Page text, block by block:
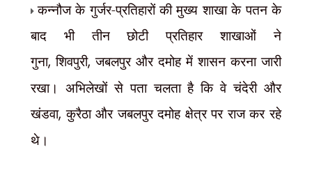
कन्नौज के गुर्जर-प्रतिहारों की मुख्य शाखा के पतन के
बाद भी तीन छोटी प्रतिहार शाखाओं ने
गुना,शिवपुरी,जबलपुर और दमोह में शासन करना जारी
रखा। अभिलेखों से पता चलता है कि वे चंदेरी और
खंडवा,कुरैठा और जबलपुर दमोह क्षेत्र पर राज कर रहे
थे।